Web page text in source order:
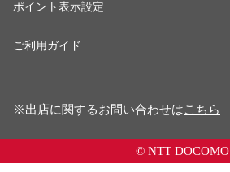
ポイント表示設定
ご利用ガイド
※出店に関するお問い合わせはこちら
© NTT DOCOMO